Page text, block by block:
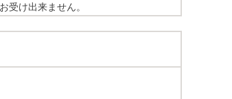
受け出来ません。